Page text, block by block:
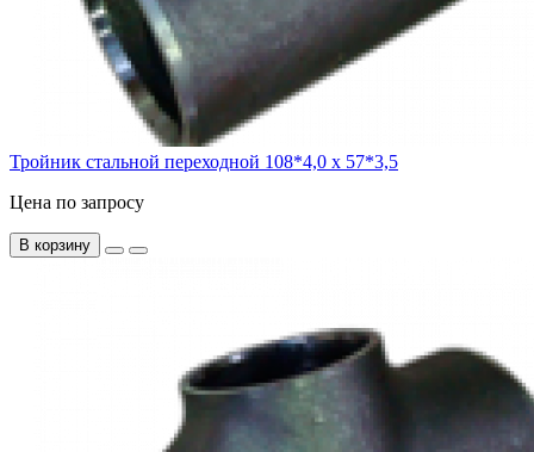
Тройник стальной переходной 108*4,0 х 57*3,5
Цена по запросу
В корзину